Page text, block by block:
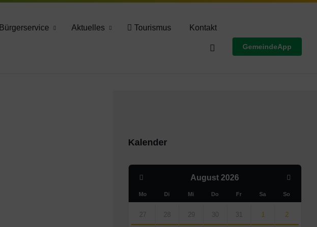
Bürgerservice Aktuelles Tourismus Kontakt
GemeindeApp
Kalender
August2026
Previous
Month
Next
Mo Di Mi Do Fr Sa So
calendar
days
27 28 29 30 31 1 2